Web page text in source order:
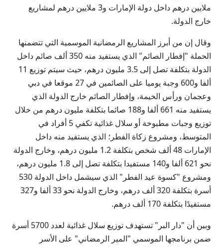
ملايين درهم داخل دولة الإمارات و3 ملايين درهم لمشاريع
خارج الدولة.
وقال إن من أبرز المشاريع الرمضانية الموسمية التي تتضمنها
الحملة "إفطار الصائم" الذي يستفيد منه 350 ألف صائم داخل
الدولة بتكلفة تصل إلى 3.5 مليون درهم، حيث سيتم توزيع 11
ألفا و600 وجبة يوميا على الصائمين في 27 موقعا في دبي
وعجمان ورأس الخيمة، وإفطار الصائم خارج الدولة الذي
يستفيد منه 661 ألفا و188 صائما بتكلفة مليون درهم من خلال
توزيع وجبات مطبوخة أو سلال غذائية تكفي 5 أفراد في
المتوسط، ومشروع زكاة الفطر؛ الذي يستفيد منه داخل
الإمارات 48 ألف شخص بتكلفة 1.2 مليون درهم، وخارج الدولة
نحو 621 ألفا و140 مستفيدا بتكلفة تصل إلى 1.8 مليون درهم،
ومشروع "كسوة عيد الفطر" الذي سيشمل داخل الدولة 530
أسرة بتكلفة 320 ألف درهم، وخارج الدولة نحو 33 ألفا و327
مستفيدًا بتكلفة 170 ألف درهم.
وبين أن "دار البر" تستهدف توزيع سلال غذائية لعدد 5700 أسرة
ضمن برنامجها الموسمي "المير الرمضاني" على الأسر